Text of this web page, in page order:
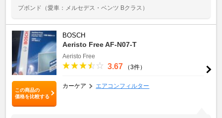
プボンド （愛車：メルセデス・ベンツ Bクラス）
この商品の
価格を比較する
BOSCH
Aeristo Free AF-N07-T
Aeristo Free
3.67 （3件）
カーケア エアコンフィルター